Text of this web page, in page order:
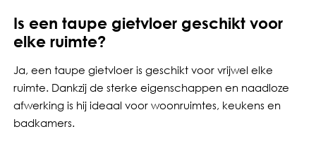
Is een taupe gietvloer geschikt voor
elke ruimte?
Ja, een taupe gietvloer is geschikt voor vrijwel elke
ruimte. Dankzij de sterke eigenschappen en naadloze
afwerking is hij ideaal voor woonruimtes, keukens en
badkamers.